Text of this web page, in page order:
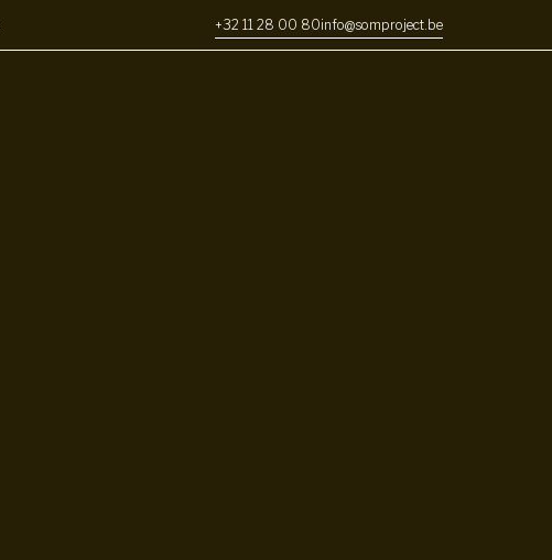
+32 11 28 00 80info@somproject.be